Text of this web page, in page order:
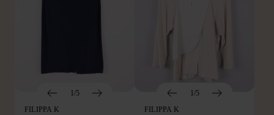
1/5
FILIPPA K
1/5
FILIPPA K